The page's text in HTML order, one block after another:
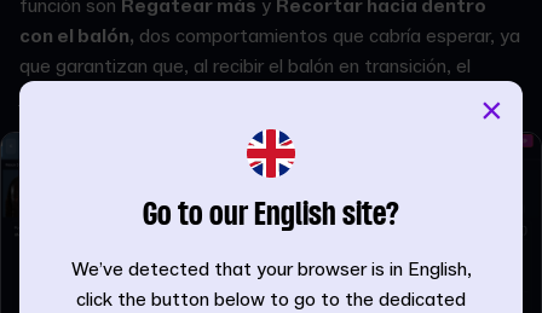
función son Regatear más y Recortar hacia dentro
con el balón, dos comportamientos que cabría esperar, ya
que garantizan que, al recibir el balón en transición, el
jugador regatee en lugar de pasar el balón.
Go to our English site?
We’ve detected that your browser is in English,
click the button below to go to the dedicated
×